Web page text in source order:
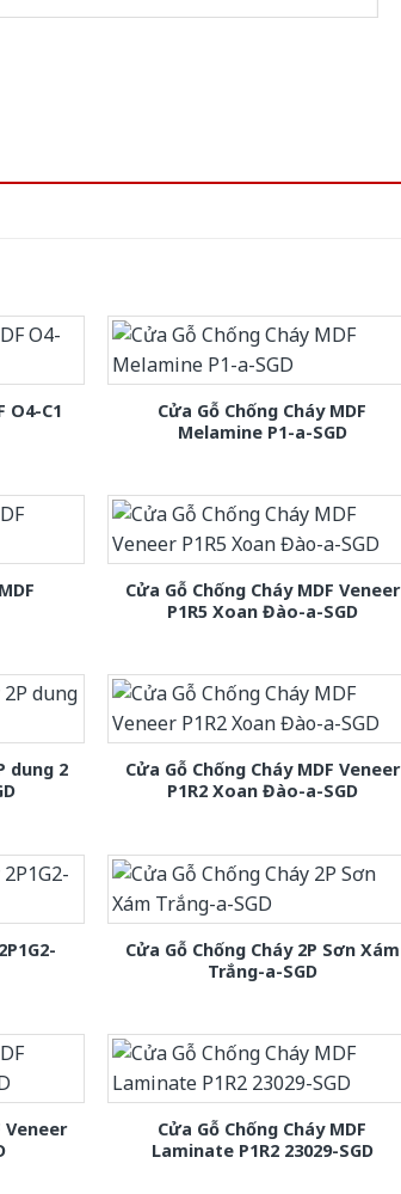
O4-C1
Cửa Gỗ Chống Cháy MDF
Melamine P1-a-SGD
Cửa Gỗ Chống Cháy MDF Veneer
P1R5 Xoan Đào-a-SGD
dung 2
Cửa Gỗ Chống Cháy MDF Veneer
P1R2 Xoan Đào-a-SGD
Cửa Gỗ Chống Cháy 2P Sơn Xám
Trắng-a-SGD
Veneer
Cửa Gỗ Chống Cháy MDF
Laminate P1R2 23029-SGD